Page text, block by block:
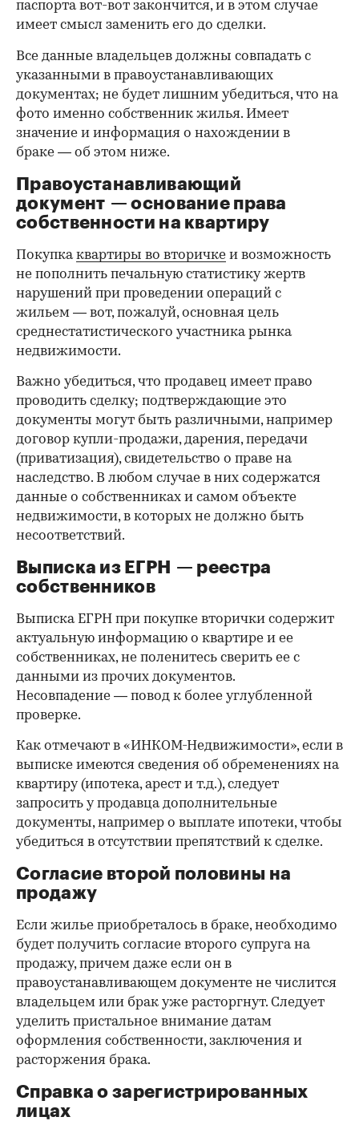
паспорта вот-вот закончится, и в этом случае
имеет смысл заменить его до сделки.
00:00 / 00:00
Все данные владельцев должны совпадать с
указанными в правоустанавливающих
документах; не будет лишним убедиться, что на
фото именно собственник жилья. Имеет
значение и информация о нахождении в
браке — об этом ниже.
Правоустанавливающий
документ — основание права
собственности на квартиру
Покупкаквартиры во вторичке и возможность
не пополнить печальную статистику жертв
нарушений при проведении операций с
жильем — вот, пожалуй, основная цель
среднестатистического участника рынка
недвижимости.
Важно убедиться, что продавец имеет право
проводить сделку; подтверждающие это
документы могут быть различными, например
договор купли-продажи, дарения, передачи
(приватизация), свидетельство о праве на
наследство. В любом случае в них содержатся
данные о собственниках и самом объекте
недвижимости, в которых не должно быть
несоответствий.
Выписка из ЕГРН — реестра
собственников
Выписка ЕГРН при покупке вторички содержит
актуальную информацию о квартире и ее
собственниках, не поленитесь сверить ее с
данными из прочих документов.
Несовпадение — повод к более углубленной
проверке.
Как отмечают в «ИНКОМ-Недвижимости», если в
выписке имеются сведения об обременениях на
квартиру (ипотека, арест и т.д.), следует
запросить у продавца дополнительные
документы, например о выплате ипотеки, чтобы
убедиться в отсутствии препятствий к сделке.
Согласие второй половины на
продажу
Если жилье приобреталось в браке, необходимо
будет получить согласие второго супруга на
продажу, причем даже если он в
правоустанавливающем документе не числится
владельцем или брак уже расторгнут. Следует
уделить пристальное внимание датам
оформления собственности, заключения и
расторжения брака.
Справка о зарегистрированных
лицах